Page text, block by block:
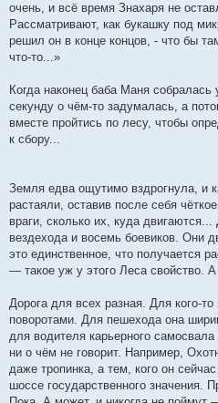
очень, и всё время Знахаря не
Рассматривают, как букашку под
решил он в конце концов, - что бы
что-то...»
Когда наконец баба Маня
секунду о чём-то задумалась, а
вместе пройтись по лесу, чтобы
к сбору...
Земля едва ощутимо вздрогнула, и
растаяли, оставив после себя
враги, сколько их, куда
вездехода и восемь боевиков. Они
это единственное, что получается
— такое уж у этого Леса свойство. А
Дорога для всех разная. Для кого-
поворотами. Для пешехода она
для водителя карьерного
ни о чём не говорит. Например,
даже тропинка, а тем, кого он
шоссе государственного значения.